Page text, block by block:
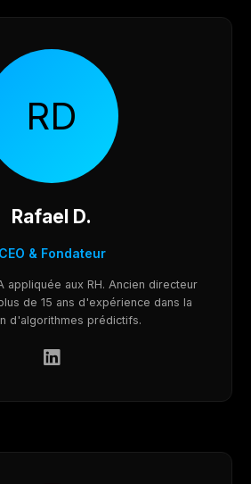
RD
Rafael D.
CEO & Fondateur
appliquée aux RH. Ancien directeur
de 15 ans d'expérience dans la
d'algorithmes prédictifs.